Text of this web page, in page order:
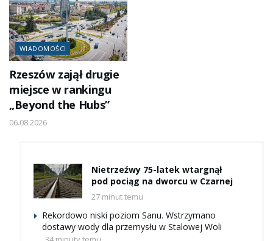
WIADOMOŚCI
Rzeszów zajął drugie
miejsce w rankingu
„Beyond the Hubs”
06.08.2026
Nietrzeźwy 75-latek wtargnął
pod pociąg na dworcu w Czarnej
27 minut temu
Rekordowo niski poziom Sanu. Wstrzymano
dostawy wody dla przemysłu w Stalowej Woli